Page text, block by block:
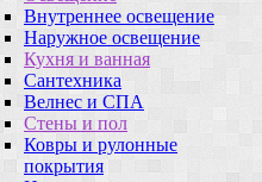
Внутреннее освещение
Наружное освещение
Кухня и ванная
Сантехника
Велнес и СПА
Стены и пол
Ковры и рулонные
покрытия